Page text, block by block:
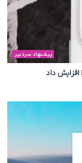
پیشنهاد سردبیر
داد